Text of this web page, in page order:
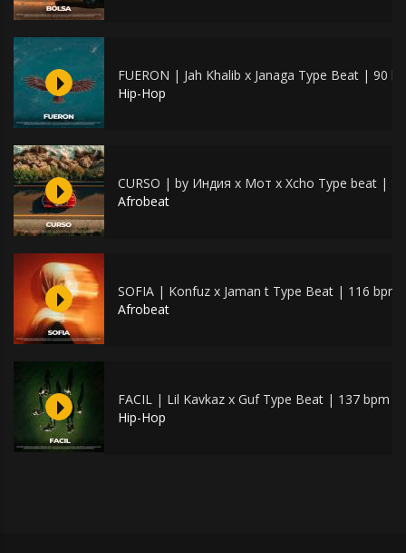
FUERON | Jah Khalib x Janaga Type Beat | 90
Hip-Hop
CURSO | by Индия x Мот x Xcho Type beat |
Afrobeat
SOFIA | Konfuz x Jaman t Type Beat | 116 bpm
Afrobeat
FACIL | Lil Kavkaz x Guf Type Beat | 137 bpm
Hip-Hop